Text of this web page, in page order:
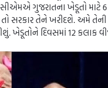
ગુજરાતના ખેડૂતો માટે 6
સરકાર તેને ખરીદશે. અમે
ખેડૂતોને દિવસમાં 12 કલાક